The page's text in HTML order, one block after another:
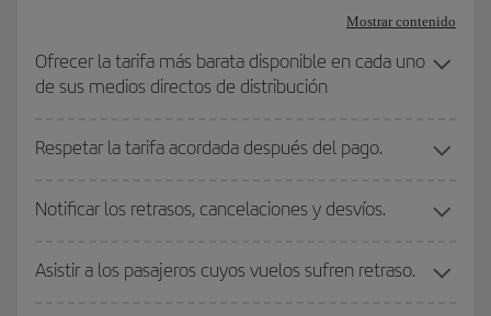
Mostrar contenido
Ofrecer la tarifa más barata disponible en cada uno
de sus medios directos de distribución
Respetar la tarifa acordada después del pago.
Notificar los retrasos, cancelaciones y desvíos.
Asistir a los pasajeros cuyos vuelos sufren retraso.